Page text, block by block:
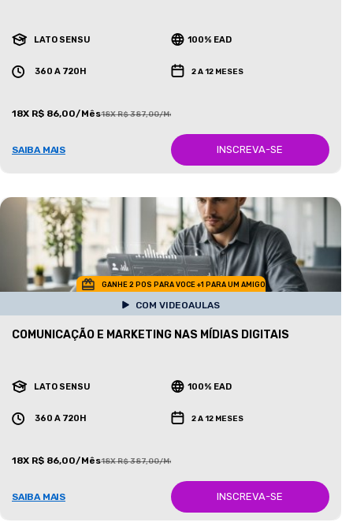
LATO SENSU 100% EAD
360 A 720H 2 A 12 MESES
18X R$ 86,00/Mês18X R$ 387,00/Mês
SAIBA MAIS INSCREVA-SE
GANHE 2 POS PARA VOCE +1 PARA UM AMIGO
COM VIDEOAULAS
COMUNICAÇÃO E MARKETING NAS MÍDIAS DIGITAIS
LATO SENSU 100% EAD
360 A 720H 2 A 12 MESES
18X R$ 86,00/Mês18X R$ 387,00/Mês
SAIBA MAIS INSCREVA-SE